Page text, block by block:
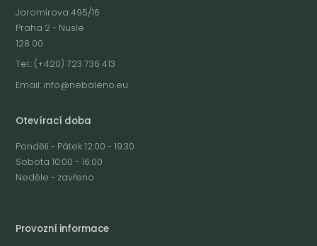
Jaromírova 495/16
Praha 2 - Nusle
128 00
Tel.: (+420) 723 736 413
Email: info@nebaleno.eu
Otevírací doba
Pondělí - Pátek 12:00 - 19:30
Sobota 10:00 - 16:00
Neděle - zavřeno
Provozní informace